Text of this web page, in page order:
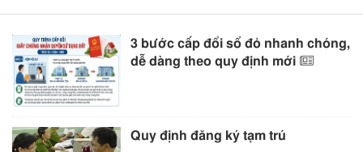
3 bước cấp đổi sổ đỏ nhanh chóng,
dễ dàng theo quy định mới
Quy định đăng ký tạm trú